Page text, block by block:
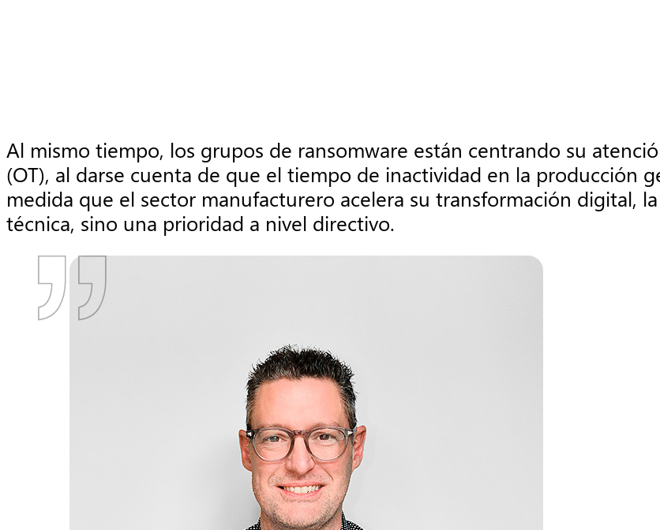
Al mismo tiempo, los grupos de ransomware están centrando su
(OT), al darse cuenta de que el tiempo de inactividad en la producción
medida que el sector manufacturero acelera su transformación digital,
técnica, sino una prioridad a nivel directivo.